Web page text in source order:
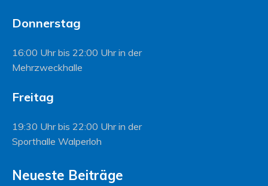
Donnerstag
16:00 Uhr bis 22:00 Uhr in der
Mehrzweckhalle
Freitag
19:30 Uhr bis 22:00 Uhr in der
Sporthalle Walperloh
Neueste Beiträge